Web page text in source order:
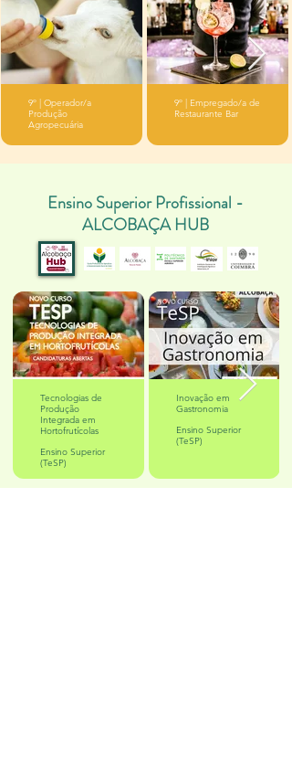
9º | Operador/a
Produção
Agropecuária
​9º | Empregado/a de
Restaurante Bar
Ensino Superior Profissional -
ALCOBAÇA HUB
Tecnologias de
Produção
Integrada em
Hortofrutícolas
Ensino Superior
(TeSP)
Inovação em
Gastronomia
Ensino Superior
(TeSP)